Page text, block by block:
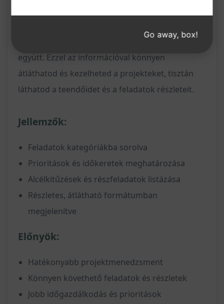
alfeladatokat, időkeretekkel és prioritásokkal
együtt. Ezzel az információval könnyen
átláthatod és kezelheted a projekteket, tisztán
láthatod a teendőidet és a feladatok részleteit.
Jellemzők:
Feladatok kategóriákba sorolva
Prioritások és időkeretek meghatározása
Alcélkitűzések és részfeladatok listázása
Részletes, átlátható formátumban
megjelenítve
Előnyök:
Hatékonyabb projektmenedzsment
Könnyen követhető feladatok és részletek
Jobb időgazdálkodás és prioritások
Go away, box!